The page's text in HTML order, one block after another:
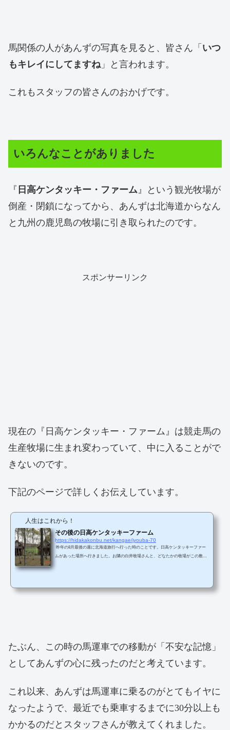
馬関係の人があんずの写真を見ると、皆さん「 いつ
もキレイにしてますね」と言われます。
これもスタッフの皆さんのおかげです。
いろんなことがありました
『 日高ケンタッキー・ファーム』という観光牧場が
倒産・閉鎖になってから、あんずは北海道からなん
と九州の鹿児島の牧場に引き取られたのです。
スポンサーリンク
現在の『日高ケンタッキー・ファーム』は競走馬の
生産牧場に生まれ変わっていて、中に入ることがで
きないのです。
下記のページで詳しくお伝えしています。
人生はこれから！
その後の日高ケンタッキーファーム
https://hidakakonbu.net/kangae/jyouba-70
昨年の8月最後の週に北海道旅行へ行った時のことです。日高ケンタッキーファー
ムがあった場所へ行きました。お隣の白井牧場さんと、どなたかの牧場がこの敷地
した。この看板の後ろに、屋内坂路のコースが見渡せました。コースが出来たの
たぶん、この時の馬運車での移動が「不安な記憶」
としてあんずの心に残ったのだと考えています。
これ以来、あんずは馬運車に乗るのがとてもイヤに
なったようで、最近でも乗車するまでに30分以上も
かかるのだとスタッフさんが教えてくれました。